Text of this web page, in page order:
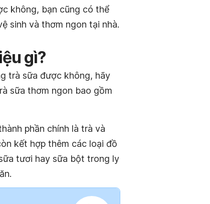
không, bạn cũng có thể
sinh và thơm ngon tại nhà.
gì?
trà sữa được không, hãy
sữa thơm ngon bao gồm
phần chính là trà và
kết hợp thêm các loại đồ
tươi hay sữa bột trong ly